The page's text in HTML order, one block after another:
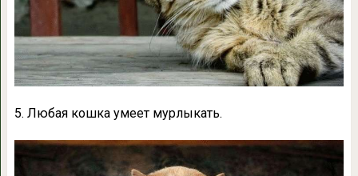
5. Любая кошка умеет мурлыкать.